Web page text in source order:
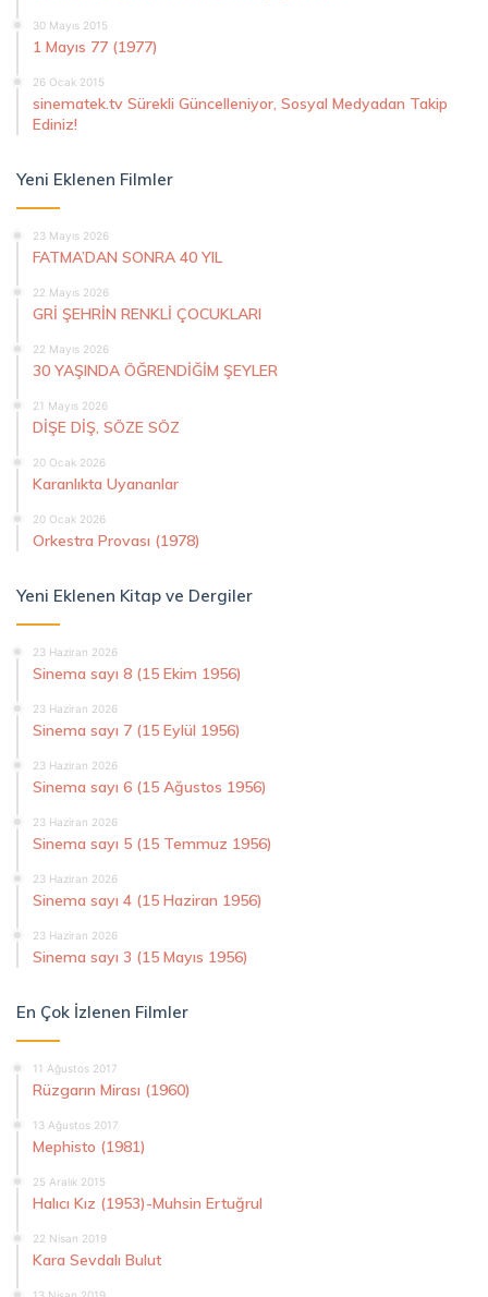
30 Mayıs 2015
1 Mayıs 77 (1977)
26 Ocak 2015
sinematek.tv Sürekli Güncelleniyor, Sosyal Medyadan Takip
Ediniz!
Yeni Eklenen Filmler
23 Mayıs 2026
FATMA’DAN SONRA 40 YIL
22 Mayıs 2026
GRİ ŞEHRİN RENKLİ ÇOCUKLARI
22 Mayıs 2026
30 YAŞINDA ÖĞRENDİĞİM ŞEYLER
21 Mayıs 2026
DİŞE DİŞ, SÖZE SÖZ
20 Ocak 2026
Karanlıkta Uyananlar
20 Ocak 2026
Orkestra Provası (1978)
Yeni Eklenen Kitap ve Dergiler
23 Haziran 2026
Sinema sayı 8 (15 Ekim 1956)
23 Haziran 2026
Sinema sayı 7 (15 Eylül 1956)
23 Haziran 2026
Sinema sayı 6 (15 Ağustos 1956)
23 Haziran 2026
Sinema sayı 5 (15 Temmuz 1956)
23 Haziran 2026
Sinema sayı 4 (15 Haziran 1956)
23 Haziran 2026
Sinema sayı 3 (15 Mayıs 1956)
En Çok İzlenen Filmler
11 Ağustos 2017
Rüzgarın Mirası (1960)
13 Ağustos 2017
Mephisto (1981)
25 Aralık 2015
Halıcı Kız (1953)-Muhsin Ertuğrul
22 Nisan 2019
Kara Sevdalı Bulut